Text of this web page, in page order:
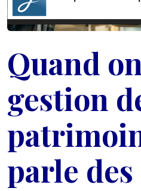
Quand
gestion
parle des